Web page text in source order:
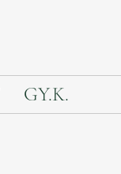
GY.K.